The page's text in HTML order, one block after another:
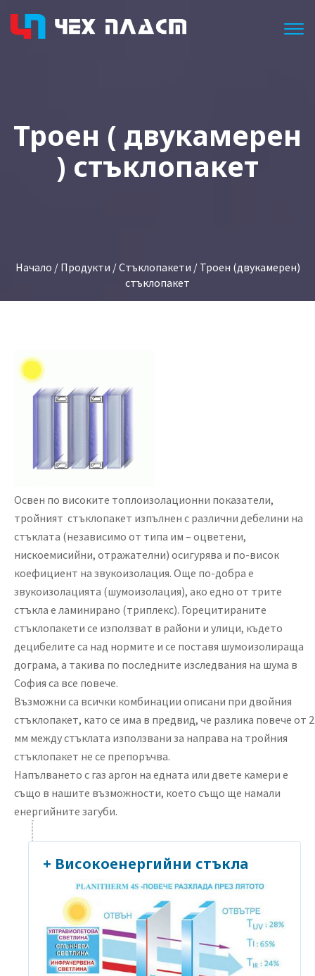
Троен ( двукамерен
) стъклопакет
Начало / Продукти /Стъклопакети / Троен (двукамерен)
стъклопакет
Освен по високите топлоизолационни показатели,
тройният стъклопакет изпълнен с различни дебелини на
стъклата (независимо от типа им – оцветени,
нискоемисийни, отражателни) осигурява и по-висок
коефициент на звукоизолация. Още по-добра е
звукоизолацията (шумоизолация), ако едно от трите
стъкла е ламинирано (триплекс). Горецитираните
стъклопакети се използват в райони и улици, където
децибелите са над нормите и се поставя шумоизолираща
дограма, а такива по последните изследвания на шума в
София са все повече.
Възможни са всички комбинации описани при двойния
стъклопакет, като се има в предвид, че разлика повече от 2
мм между стъклата използвани за направа на тройния
стъклопакет не се препоръчва.
Напълването с газ аргон на едната или двете камери е
също в нашите възможности, което също ще намали
енергийните загуби.
+ Високоенергийни стъкла